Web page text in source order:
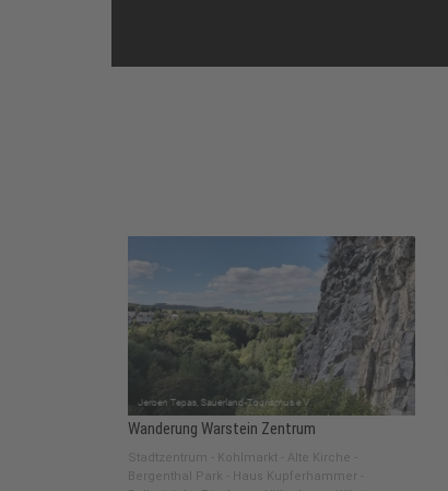
Wanderung Warstein Zentrum
Stadtzentrum - Kohlmarkt - Alte Kirche -
Bergenthal Park - Haus Kupferhammer -